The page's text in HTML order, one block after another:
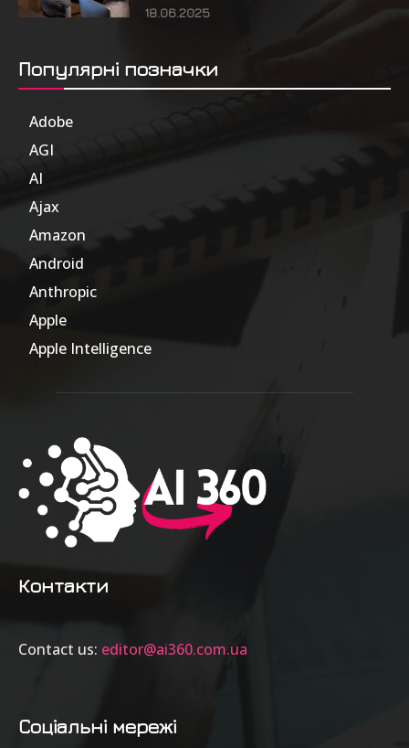
18.06.2025
Популярні позначки
Adobe
AGI
AI
Ajax
Amazon
Android
Anthropic
Apple
Apple Intelligence
Контакти
Contact us: editor@ai360.com.ua
Соціальні мережі